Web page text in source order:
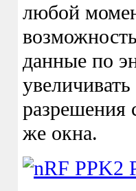
любой
данные по
разрешения
же окна.